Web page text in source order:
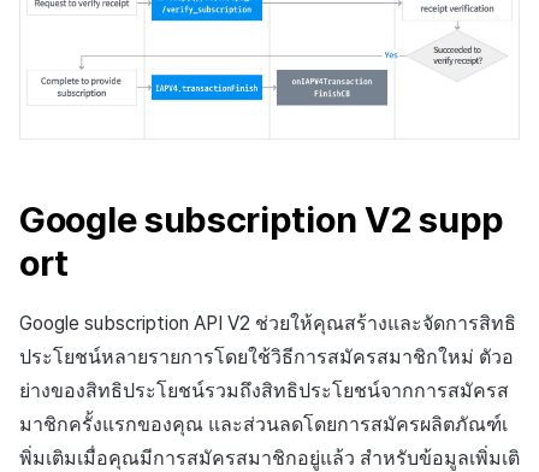
Google subscription V2 supp
ort
Google subscription API V2 ช่วยให้คุณสร้างและจัดการสิทธิ
ประโยชน์หลายรายการโดยใช้วิธีการสมัครสมาชิกใหม่ ตัวอ
ย่างของสิทธิประโยชน์รวมถึงสิทธิประโยชน์จากการสมัครส
มาชิกครั้งแรกของคุณ และส่วนลดโดยการสมัครผลิตภัณฑ์เ
พิ่มเติมเมื่อคุณมีการสมัครสมาชิกอยู่แล้ว สำหรับข้อมูลเพิ่มเติ